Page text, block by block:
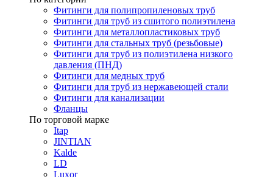
Фитинги для полипропиленовых труб
Фитинги для труб из сшитого полиэтилена
Фитинги для металлопластиковых труб
Фитинги для стальных труб (резьбовые)
Фитинги для труб из полиэтилена низкого
давления (ПНД)
Фитинги для медных труб
Фитинги для труб из нержавеющей стали
Фитинги для канализации
Фланцы
По торговой марке
Itap
JINTIAN
Kalde
LD
Luxor